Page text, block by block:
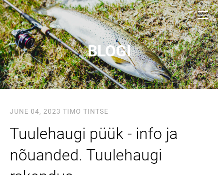
BLOGI
JUNE 04, 2023 TIMO TINTSE
Tuulehaugi püük - info ja
nõuanded. Tuulehaugi